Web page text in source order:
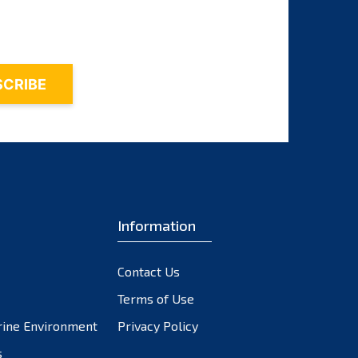
June 2024
April 2024
Environment
Information
Contact Us
Terms of Use
Privacy Policy